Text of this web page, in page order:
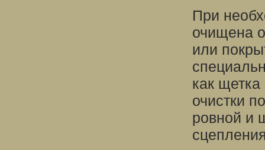
При
очищена
или
как
очистки
ровной и